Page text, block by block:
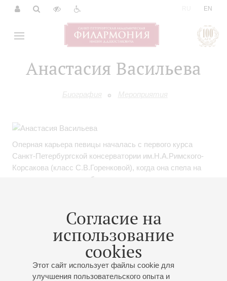
EN
Анастасия Васильева
Биография Мероприятия
Согласие на
использование
cookies
Этот сайт использует файлы cookie для
улучшения пользовательского опыта и
Оперная карьера певицы началась с первого курса
Санкт-Петербургской консерватории им.Н.А.Римского-
Корсакова (класс С.В.Горенковой), когда она спела на
сцене театра оперы и балета консерватории партии
Дипломант Международного конкурса оперных певцов
им. Н.А.Римского-Корсакова в Тихвине. Лауреат многих
конкурсов и фестивалей, среди которых Международный
фестиваль «Играем Слонимского», Всероссийский
фестиваль «Театры Санкт-Петербурга - детям».